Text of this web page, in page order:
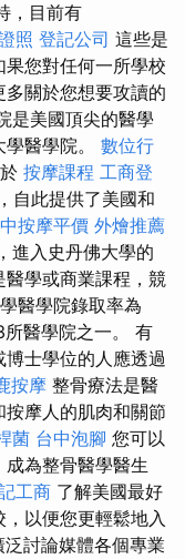
，目前有
照 登記公司 這些是
您對任何一所學校
關於您想要攻讀的
是美國頂尖的醫學
醫學院。 數位行
按摩課程 工商登
自此提供了美國和
按摩平價 外燴推薦
進入史丹佛大學的
學或商業課程，競
醫學院錄取率為
醫學院之一。 有
士學位的人應透過
按摩 整骨療法是醫
摩人的肌肉和關節
菌 台中泡腳 您可以
為整骨醫學醫生
工商 了解美國最好
以便您更輕鬆地入
討論媒體各個專業